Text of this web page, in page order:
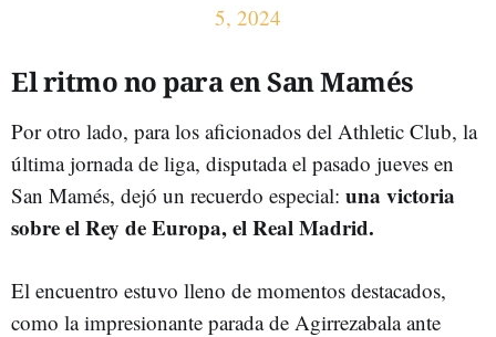
5, 2024
El ritmo no para en San Mamés
Por otro lado, para los aficionados del Athletic Club, la
última jornada de liga, disputada el pasado jueves en
San Mamés, dejó un recuerdo especial: una victoria
sobre el Rey de Europa, el Real Madrid.
El encuentro estuvo lleno de momentos destacados,
como la impresionante parada de Agirrezabala ante